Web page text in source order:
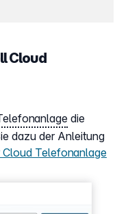
Cloud
die
dazu der Anleitung
Cloud Telefonanlage